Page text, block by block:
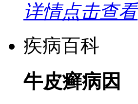
详情点击查看
疾病百科
牛皮癣病因